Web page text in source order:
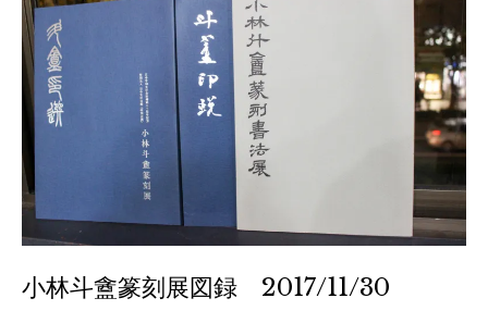
小林斗盦篆刻展図録 2017/11/30